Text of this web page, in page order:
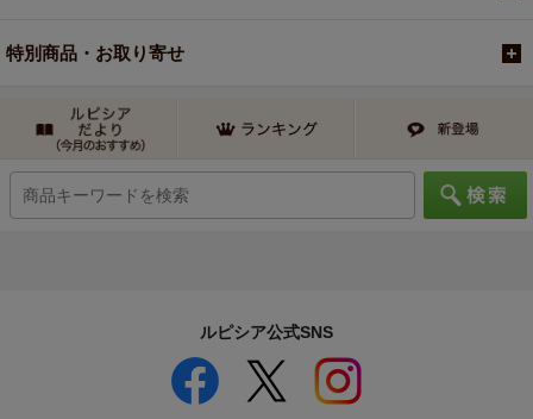
特別商品・お取り寄せ
ルピシア公式SNS